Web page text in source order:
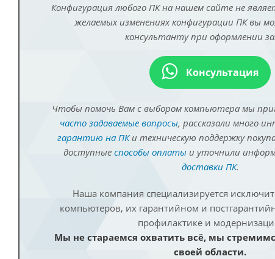
Конфигурация любого ПК на нашем сайте не
желаемых изменениях конфигурации ПК вы
консультанту при оформлении
Консультация
Чтобы помочь Вам с выбором компьютера мы
часто задаваемые вопросы, рассказали много
гарантию на ПКи техническую поддержку
доступные способы оплатыи уточнили
доставки ПК.
Наша компания специализируется
компьютеров, их гарантийном и
профилактике и
Мы не стараемся охватить всё, мы
своей области.